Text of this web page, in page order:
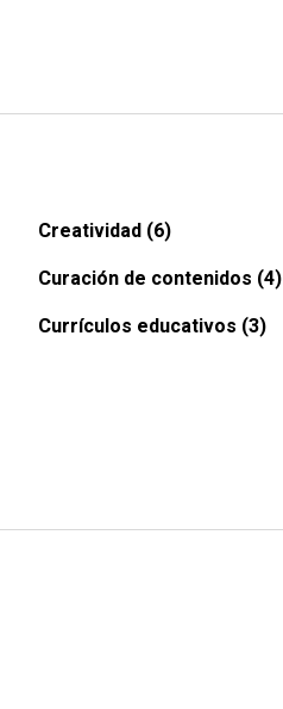
Creatividad (6)
Curación de contenidos (4)
Currículos educativos (3)